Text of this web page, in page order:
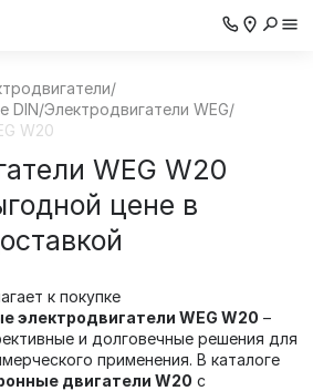
/
DIN/Электродвигатели WEG/
W20
WEG W20
цене в
к покупке
электродвигатели WEG W20 –
и долговечные решения для
применения. В каталоге
двигатели W20 с